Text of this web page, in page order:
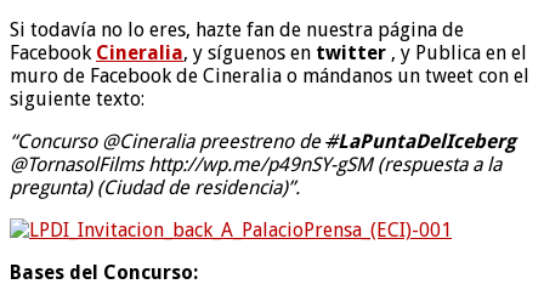
Si todavía no lo eres, hazte fan de nuestra página de
Facebook Cineralia, y síguenos en twitter , y Publica en el
muro de Facebook de Cineralia o mándanos un tweet con el
siguiente texto:
“Concurso @Cineraliapreestreno de#LaPuntaDelIceberg
@TornasolFilmshttp://wp.me/p49nSY-gSM (respuesta a la
pregunta) (Ciudad de residencia)”.
Bases del Concurso: